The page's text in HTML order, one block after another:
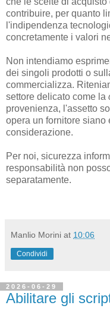
contribuire, per quanto
l'indipendenza
concretamente i valori
Non intendiamo
dei singoli prodotti o
commercializza.
settore delicato come la
provenienza, l'assetto
opera un fornitore siano
considerazione.
Per noi, sicurezza
responsabilità non
separatamente.
Manlio Morini at 10:06
Condividi
2026-06-29
Abilitare gli